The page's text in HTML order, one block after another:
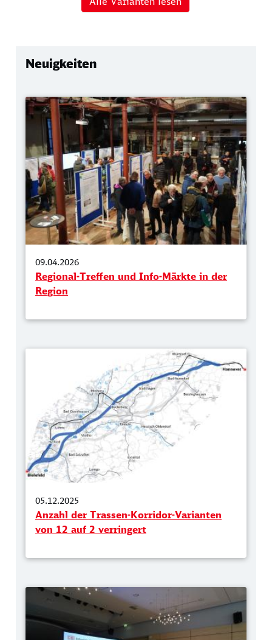
Neuigkeiten
09.04.2026
Regional-Treffen und Info-Märkte in der
Region
05.12.2025
Anzahl der Trassen-Korridor-Varianten
von 12 auf 2 verringert